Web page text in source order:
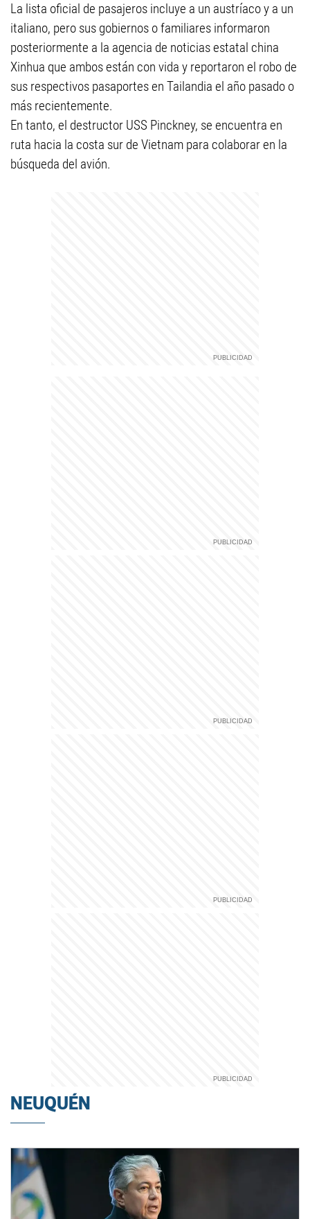
La lista oficial de pasajeros incluye a un austríaco y a un
italiano, pero sus gobiernos o familiares informaron
posteriormente a la agencia de noticias estatal china
Xinhua que ambos están con vida y reportaron el robo de
sus respectivos pasaportes en Tailandia el año pasado o
más recientemente.
En tanto, el destructor USS Pinckney, se encuentra en
ruta hacia la costa sur de Vietnam para colaborar en la
búsqueda del avión.
NEUQUÉN